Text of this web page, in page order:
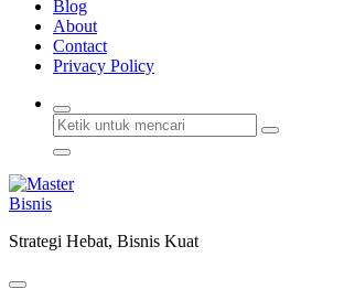
Blog
About
Contact
Privacy Policy
Strategi Hebat, Bisnis Kuat